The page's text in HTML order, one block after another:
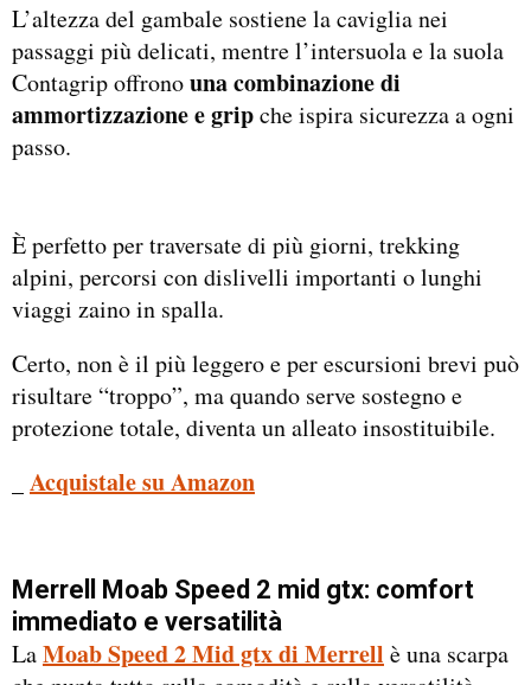
L’altezza del gambale sostiene la caviglia nei
passaggi più delicati, mentre l’intersuola e la suola
Contagrip offronouna combinazione di
ammortizzazione e gripche ispira sicurezza a ogni
passo.
È perfetto per traversate di più giorni, trekking
alpini, percorsi con dislivelli importanti o lunghi
viaggi zaino in spalla.
Certo, non è il più leggero e per escursioni brevi può
risultare “troppo”, ma quando serve sostegno e
protezione totale, diventa un alleato insostituibile.
Acquistale su Amazon
Merrell Moab Speed 2 mid gtx: comfort
immediato e versatilità
LaMoab Speed 2 Mid gtx di Merrell è una scarpa